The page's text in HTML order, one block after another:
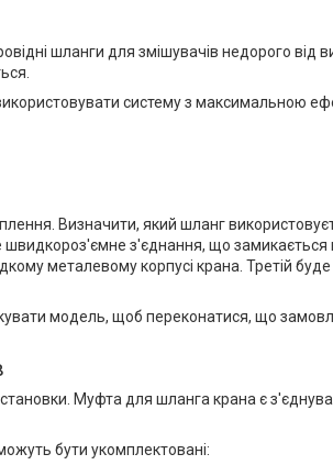
шланги для змішувачів недорого
систему з максимальною
Визначити, який шланг
швидкороз'ємне з'єднання, що
металевому корпусі крана. Третій
модель, щоб переконатися, що
Муфта для шланга крана є
бути укомплектовані: